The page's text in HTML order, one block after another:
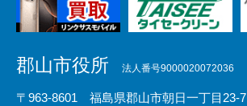
郡山市役所 法人番号9000020072036
〒963-8601 福島県郡山市朝日一丁目23-7